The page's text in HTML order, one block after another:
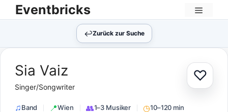
Zum
Inhalt
Eventbricks
Menü
↩︎Zurück zur Suche
♡Zur
Sia Vaiz
Singer/Songwriter
Band Wien 1–3 Musiker 10–120 min